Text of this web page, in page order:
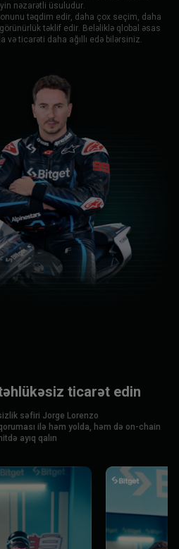
nəzarətli üsuludur.
təqdim edir, daha çox seçim, daha
təklif edir. Beləliklə qlobal əsas
və ticarəti daha ağıllı edə bilərsiniz.
ticarət edin
səfiri Jorge Lorenzo
qoruması ilə həm yolda, həm də on-chain
ayıq qalın